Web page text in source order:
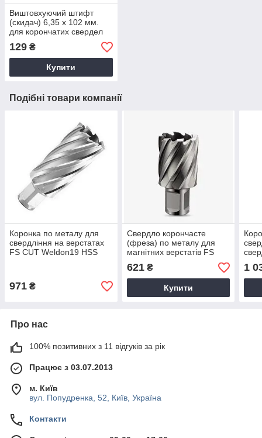
Виштовхуючий штифт
(скидач) 6,35 х 102 мм.
для корончатих свердел
Weldon 19 (3/4") FS CUT
F194011
129 ₴
Купити
Подібні товари компанії
Коронка по металу для
свердління на верстатах
FS CUT Weldon19 HSS
971 ₴
Свердло корончасте
(фреза) по металу для
магнітних верстатів FS
CUT Weldon 19 HSS 12x25
мм F192012
621₴
Купити
1
Про нас
100% позитивних з 11 відгуків за рік
Працює з 03.07.2013
м. Київ
вул. Попудренка, 52, Київ, Україна
Контакти